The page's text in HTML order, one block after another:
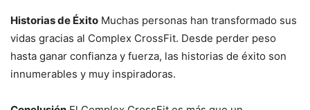
Historias de Éxito Muchas personas han transformado sus
vidas gracias al Complex CrossFit. Desde perder peso
hasta ganar confianza y fuerza, las historias de éxito son
innumerables y muy inspiradoras.